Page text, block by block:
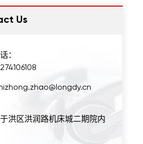
Us
：
洪区洪润路机床城二期院内